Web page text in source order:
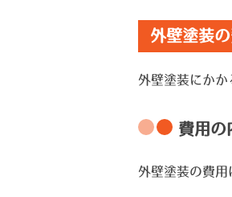
外壁塗装
外壁塗装にかか
費用の
外壁塗装の費用